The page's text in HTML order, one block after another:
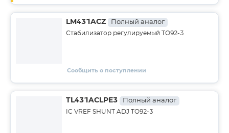
LM431ACZ Полный аналог
Стабилизатор регулируемый TO92-3
Сообщить о поступлении
TL431ACLPE3 Полный аналог
IC VREF SHUNT ADJ TO92-3